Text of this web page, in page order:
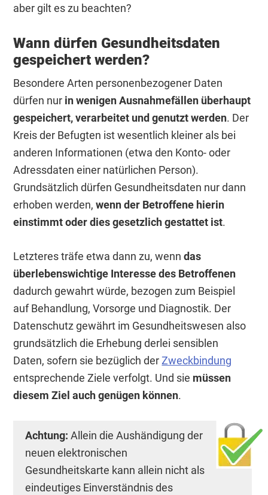
aber gilt es zu beachten?
Wann dürfen Gesundheitsdaten
gespeichert werden?
Besondere Arten personenbezogener Daten
dürfen nur in wenigen Ausnahmefällen überhaupt
gespeichert, verarbeitet und genutzt werden. Der
Kreis der Befugten ist wesentlich kleiner als bei
anderen Informationen (etwa den Konto- oder
Adressdaten einer natürlichen Person).
Grundsätzlich dürfen Gesundheitsdaten nur dann
erhoben werden,wenn der Betroffene hierin
einstimmt oder dies gesetzlich gestattet ist.
Letzteres träfe etwa dann zu, wenndas
überlebenswichtige Interesse des Betroffenen
dadurch gewahrt würde, bezogen zum Beispiel
auf Behandlung, Vorsorge und Diagnostik. Der
Datenschutz gewährt im Gesundheitswesen also
grundsätzlich die Erhebung derlei sensiblen
Daten, sofern sie bezüglich der Zweckbindung
entsprechende Ziele verfolgt. Und sie müssen
diesem Ziel auch genügen können.
Achtung: Allein die Aushändigung der
neuen elektronischen
Gesundheitskarte kann allein nicht als
eindeutiges Einverständnis des